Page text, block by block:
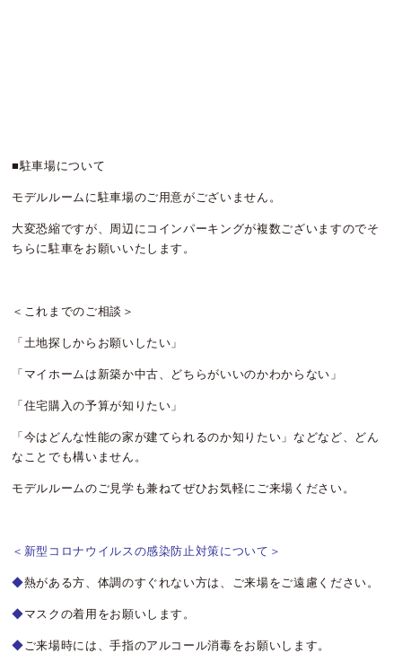
■駐車場について
モデルルームに駐車場のご用意がございません。
大変恐縮ですが、周辺にコインパーキングが複数ございますのでそ
ちらに駐車をお願いいたします。
＜これまでのご相談＞
「土地探しからお願いしたい」
「マイホームは新築か中古、どちらがいいのかわからない」
「住宅購入の予算が知りたい」
「今はどんな性能の家が建てられるのか知りたい」などなど、どん
なことでも構いません。
モデルルームのご見学も兼ねてぜひお気軽にご来場ください。
＜新型コロナウイルスの感染防止対策について＞
◆熱がある方、体調のすぐれない方は、ご来場をご遠慮ください。
◆マスクの着用をお願いします。
◆ご来場時には、手指のアルコール消毒をお願いします。